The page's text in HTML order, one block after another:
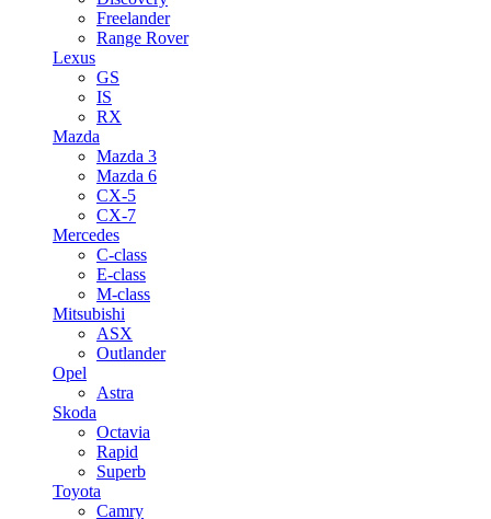
Freelander
Range Rover
Lexus
GS
IS
RX
Mazda
Mazda 3
Mazda 6
CX-5
CX-7
Mercedes
C-class
E-class
M-class
Mitsubishi
ASX
Outlander
Opel
Astra
Skoda
Octavia
Rapid
Superb
Toyota
Camry